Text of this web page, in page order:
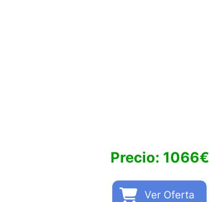
Precio: 1066€
Ver Oferta